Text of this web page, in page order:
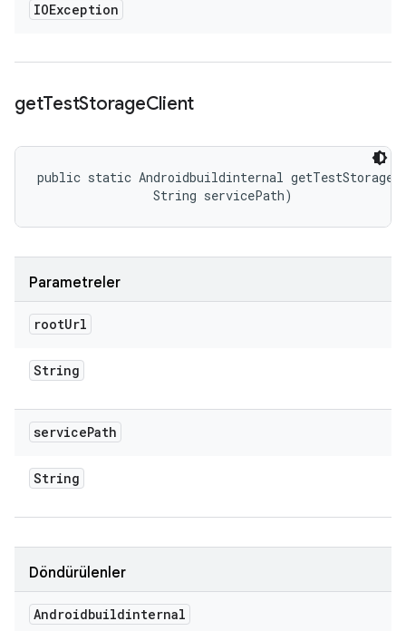
IOException
getTestStorageClient
public static Androidbuildinternal
                String servicePath)
Parametreler
rootUrl
String
servicePath
String
Döndürülenler
Androidbuildinternal